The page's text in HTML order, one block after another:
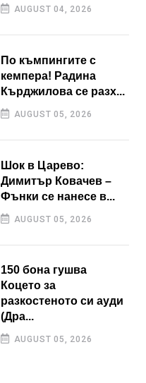
AUGUST 04, 2026
По къмпингите с
кемпера! Радина
Кърджилова се разх...
AUGUST 05, 2026
Шок в Царево:
Димитър Ковачев –
Фънки се нанесе в...
AUGUST 05, 2026
150 бона гушва
Коцето за
разкостеното си ауди
(Дра...
AUGUST 05, 2026